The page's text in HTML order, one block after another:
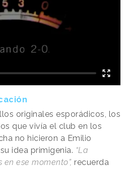
originales esporádicos, los
que vivía el club en los
no hicieron a Emilio
idea primigenia. “La
ese momento”, recuerda